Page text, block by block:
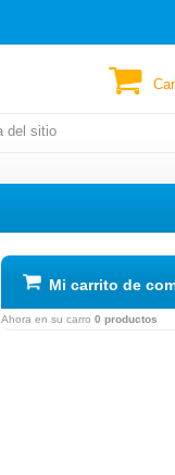
Mi carrito de
Ahora en su carro 0 productos